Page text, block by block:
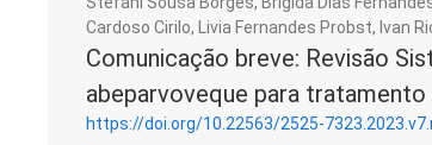
Cardoso Cirilo, Livia Fernandes Probst, Ivan
Comunicação breve: Revisão
abeparvoveque para
https://doi.org/10.22563/2525-